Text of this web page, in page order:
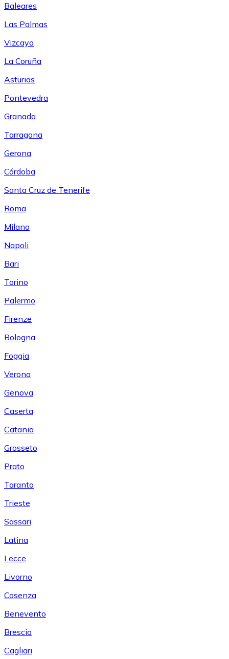
Baleares
Las Palmas
Vizcaya
La Coruña
Asturias
Pontevedra
Granada
Tarragona
Gerona
Córdoba
Santa Cruz de Tenerife
Roma
Milano
Napoli
Bari
Torino
Palermo
Firenze
Bologna
Foggia
Verona
Genova
Caserta
Catania
Grosseto
Prato
Taranto
Trieste
Sassari
Latina
Lecce
Livorno
Cosenza
Benevento
Brescia
Cagliari